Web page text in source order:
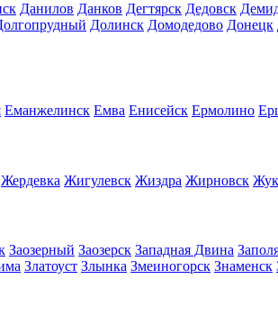
Данилов Данков Дегтярск Дедовск
Долинск Домодедово Донецк
Еманжелинск Емва Енисейск Ермолино
Жердевка Жигулевск Жиздра Жирновск
Заозерный Заозерск Западная Двина
Златоуст Злынка Змеиногорск Знаменск